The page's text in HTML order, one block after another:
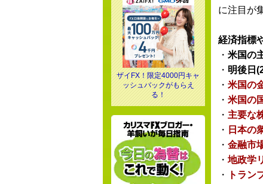
に注目が
経済指標
・ 米国の
・ 明後日
・ 米国の
・ 米国の
・ 主要な
・ 日本の
・ 金融市
・ 地政学
・
トラン
ザイFX！限定4000円キャ
ッシュバックがもらえ
る！